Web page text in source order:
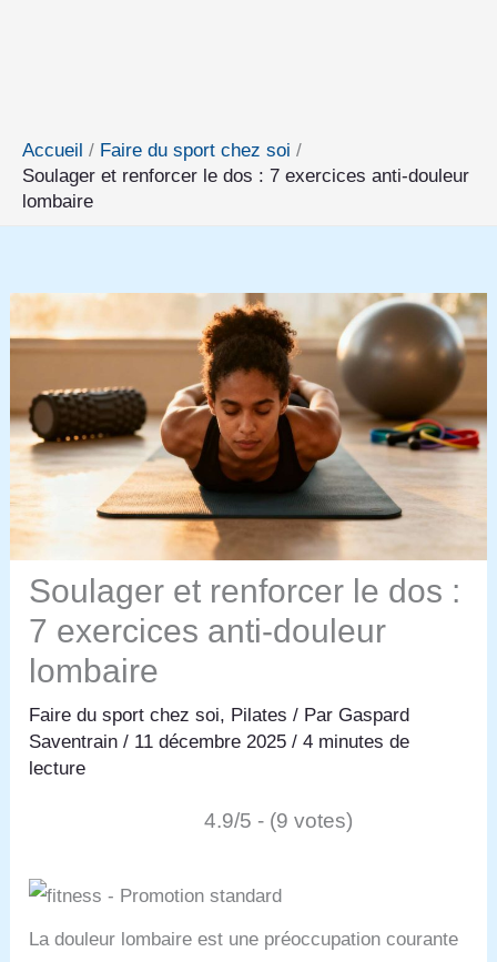
Accueil
Faire du sport chez soi
Soulager et renforcer le dos : 7 exercices anti-douleur
lombaire
Soulager et renforcer le dos :
7 exercices anti-douleur
lombaire
Faire du sport chez soi, Pilates / ParGaspard
Saventrain/ 11 décembre 2025/4 minutes de
lecture
4.9/5 - (9 votes)
La douleur lombaire est une préoccupation courante